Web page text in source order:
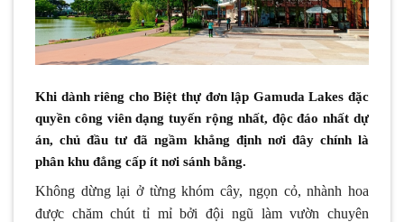
Khi dành riêng cho Biệt thự đơn lập Gamuda Lakes đặc
quyền công viên dạng tuyến rộng nhất, độc đáo nhất dự
án, chủ đầu tư đã ngầm khẳng định nơi đây chính là
phân khu đẳng cấp ít nơi sánh bằng.
Không dừng lại ở từng khóm cây, ngọn cỏ, nhành hoa
được chăm chút tỉ mỉ bởi đội ngũ làm vườn chuyên